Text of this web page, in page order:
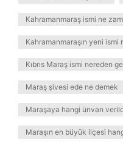
Kahramanmaraş ismi ne
Kahramanmaraşın yeni ismi
Kıbrıs Maraş ismi nereden
Maraş şivesi ede ne demek
Maraşaya hangi ünvan
Maraşın en büyük ilçesi